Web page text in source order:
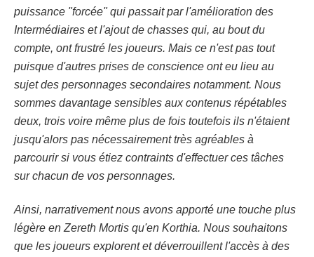
puissance "forcée" qui passait par l'amélioration des
Intermédiaires et l'ajout de chasses qui, au bout du
compte, ont frustré les joueurs. Mais ce n'est pas tout
puisque d'autres prises de conscience ont eu lieu au
sujet des personnages secondaires notamment. Nous
sommes davantage sensibles aux contenus répétables
deux, trois voire même plus de fois toutefois ils n'étaient
jusqu'alors pas nécessairement très agréables à
parcourir si vous étiez contraints d'effectuer ces tâches
sur chacun de vos personnages.
Ainsi, narrativement nous avons apporté une touche plus
légère en Zereth Mortis qu'en Korthia. Nous souhaitons
que les joueurs explorent et déverrouillent l'accès à des